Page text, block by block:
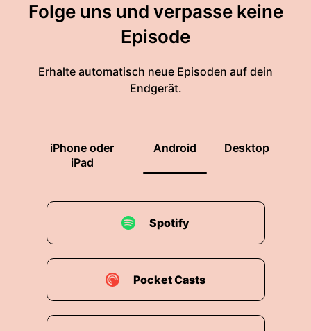
Folge uns und verpasse keine
Episode
Erhalte automatisch neue Episoden auf dein
Endgerät.
iPhone oder
iPad
Android Desktop
Spotify
Pocket Casts